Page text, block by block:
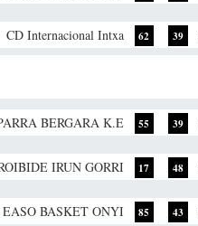
CD Internacional Intxa 62 39
BERGARA K.E 55 39
IRUN GORRI 17 48
EASO BASKET ONYI 85 43